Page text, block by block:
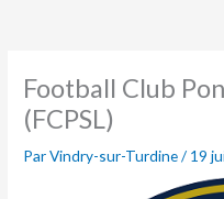
Football Club
(FCPSL)
ParVindry-sur-Turdine/ 19